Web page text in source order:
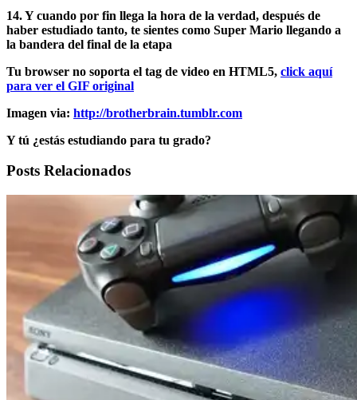
14. Y cuando por fin llega la hora de la verdad, después de
haber estudiado tanto, te sientes como Super Mario llegando a
la bandera del final de la etapa
Tu browser no soporta el tag de video en HTML5, click aquí
para ver el GIF original
Imagen via: http://brotherbrain.tumblr.com
Y tú ¿estás estudiando para tu grado?
Posts Relacionados